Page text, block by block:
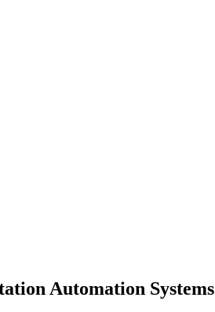
Automation Systems